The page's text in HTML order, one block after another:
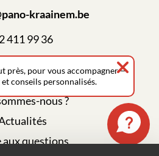
kraainem.be
411 99 36
nous ?
aux questions
près, pour vous accompagner —
conseils personnalisés.